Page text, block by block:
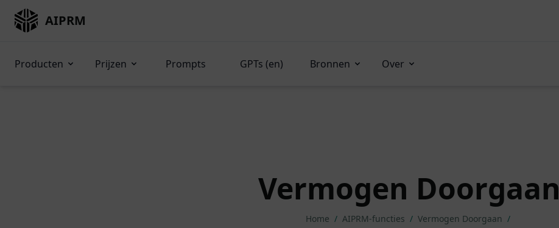
AIPRM
Producten Prijzen Prompts GPTs (en) Bronnen Over
Vermogen Doorgaan
Home / AIPRM-functies / Vermogen Doorgaan /